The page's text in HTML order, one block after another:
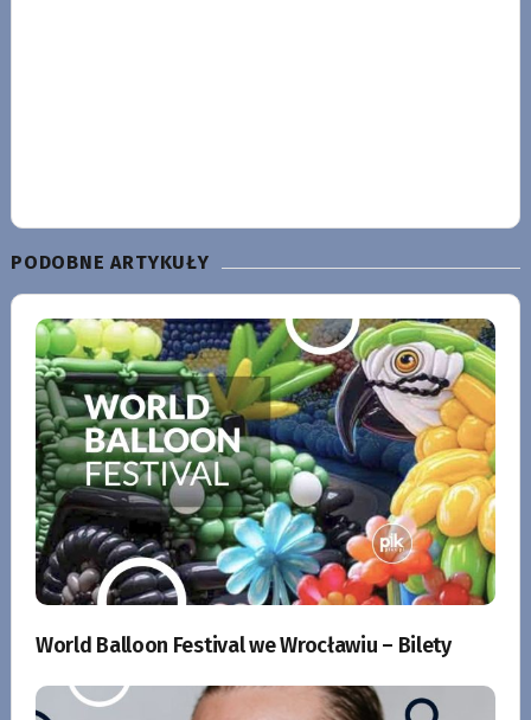
PODOBNE ARTYKUŁY
World Balloon Festival we Wrocławiu – Bilety